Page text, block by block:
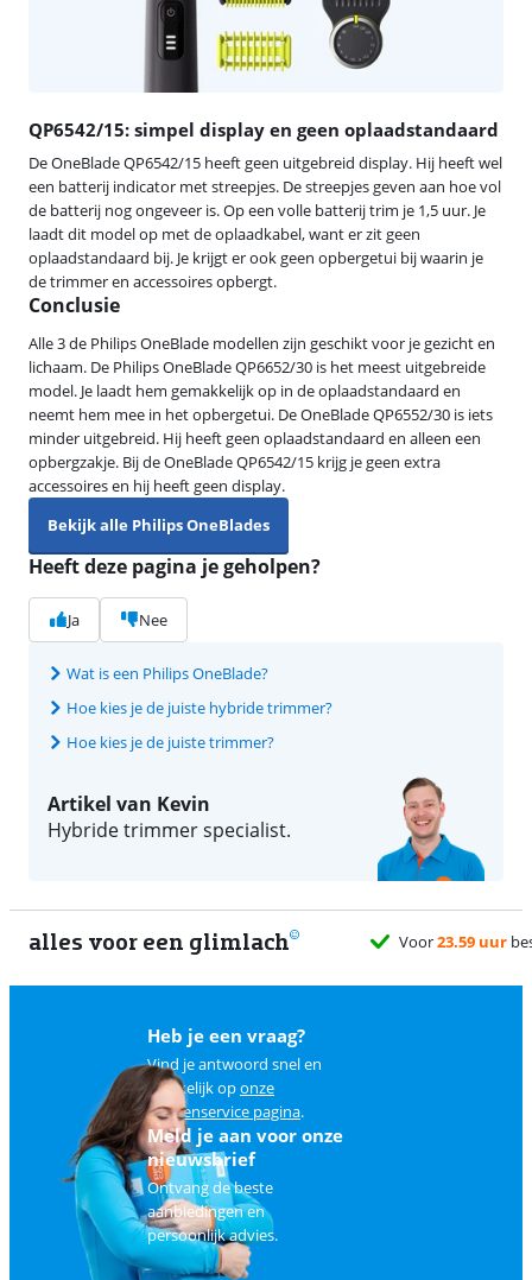
QP6542/15: simpel display en geen oplaadstandaard
De OneBlade QP6542/15 heeft geen uitgebreid display. Hij heeft wel
een batterij indicator met streepjes. De streepjes geven aan hoe vol
de batterij nog ongeveer is. Op een volle batterij trim je 1,5 uur. Je
laadt dit model op met de oplaadkabel, want er zit geen
oplaadstandaard bij. Je krijgt er ook geen opbergetui bij waarin je
de trimmer en accessoires opbergt.
Conclusie
Alle 3 de Philips OneBlade modellen zijn geschikt voor je gezicht en
lichaam. De Philips OneBlade QP6652/30 is het meest uitgebreide
model. Je laadt hem gemakkelijk op in de oplaadstandaard en
neemt hem mee in het opbergetui. De OneBlade QP6552/30 is iets
minder uitgebreid. Hij heeft geen oplaadstandaard en alleen een
opbergzakje. Bij de OneBlade QP6542/15 krijg je geen extra
accessoires en hij heeft geen display.
Bekijk alle Philips OneBlades
Heeft deze pagina je geholpen?
Ja Nee
Wat is een Philips OneBlade?
Hoe kies je de juiste hybride trimmer?
Hoe kies je de juiste trimmer?
Artikel van Kevin
Hybride trimmer specialist.
alles voor een glimlach
Heb je een vraag?
Vind je antwoord snel en
makkelijk oponze
klantenservice pagina.
Meld je aan voor onze
nieuwsbrief
Ontvang de beste
aanbiedingen en
persoonlijk advies.